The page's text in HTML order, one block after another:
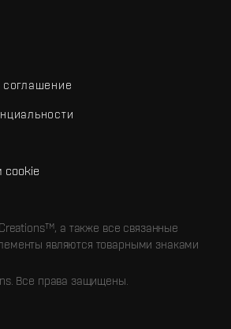
соглашение
cookie
а также все связанные
являются товарными знаками
Все права защищены.